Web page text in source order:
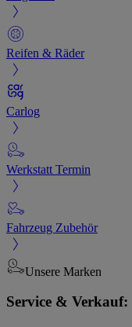
Reifen & Räder
Carlog
Werkstatt Termin
Fahrzeug Zubehör
Unsere Marken
Service & Verkauf: